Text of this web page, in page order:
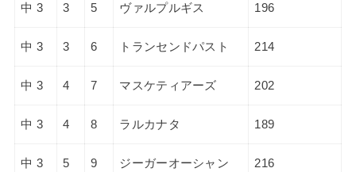
中 3 3 5 ヴァルプルギス 196
中 3 3 6 トランセンドパスト 214
中 3 4 7 マスケティアーズ 202
中 3 4 8 ラルカナタ 189
中 3 5 9 ジーガーオーシャン 216